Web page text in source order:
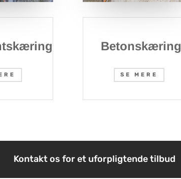
Betonskæring
SE MERE
Kontakt os for et uforpligtende tilbud